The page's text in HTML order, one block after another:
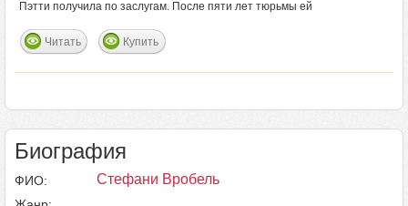
Пэтти получила по заслугам. После пяти лет тюрьмы ей
Читать Купить
Биография
ФИО: Стефани Вробель